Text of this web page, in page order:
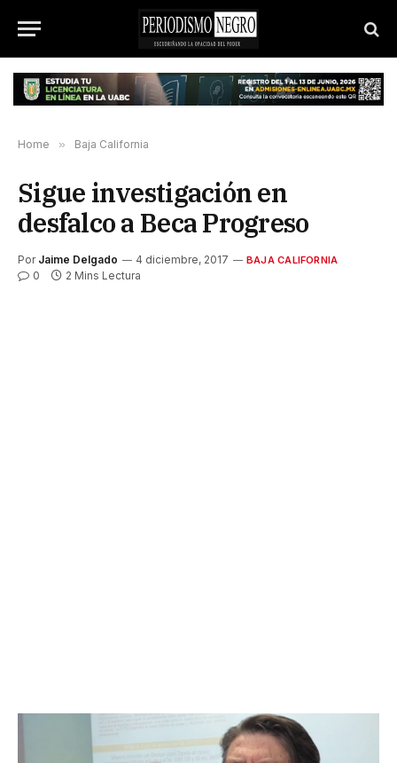
Home » Baja California
Sigue investigación en
desfalco a Beca Progreso
Por Jaime Delgado 4 diciembre, 2017 BAJA CALIFORNIA
0 2 Mins Lectura